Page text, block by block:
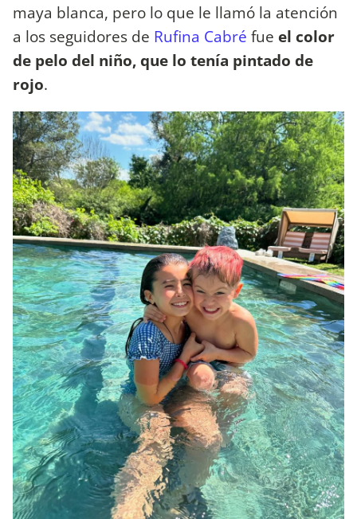
maya blanca, pero lo que le llamó la atención
a los seguidores de Rufina Cabré fue el color
de pelo del niño, que lo tenía pintado de
rojo.